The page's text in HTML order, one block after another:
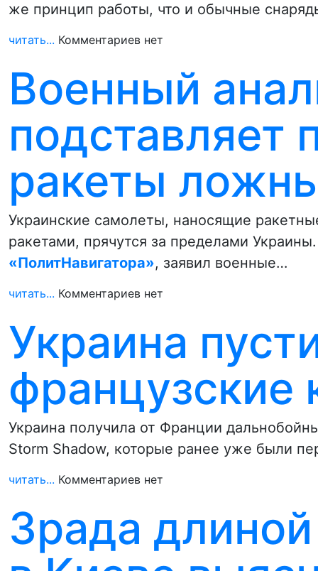
же принцип работы, что и обычные
читать... Комментариев нет
Военный
подставляет
ракеты
Украинские самолеты, наносящие
ракетами, прячутся за пределами
«ПолитНавигатора», заявил военные…
читать... Комментариев нет
Украина
французские
Украина получила от Франции
Storm Shadow, которые ранее уже были
читать... Комментариев нет
Зрада